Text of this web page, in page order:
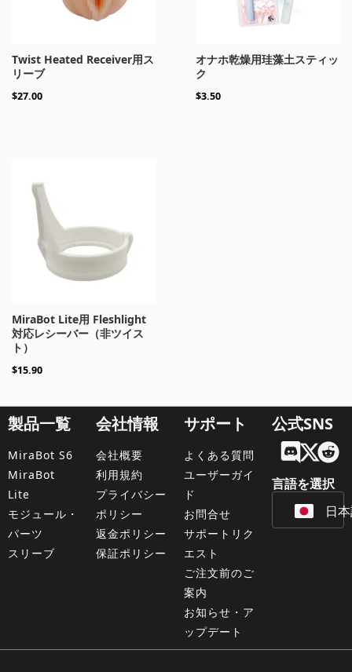
Twist Heated Receiver用ス
リーブ
$27.00
オナホ乾燥用珪藻土スティッ
ク
$3.50
MiraBot Lite用 Fleshlight
対応レシーバー（非ツイス
ト）
$15.90
製品一覧
MiraBot S6
MiraBot
Lite
モジュール・
パーツ
スリーブ
会社情報
会社概要
利用規約
プライバシー
ポリシー
返金ポリシー
保証ポリシー
サポート
よくある質問
ユーザーガイ
ド
お問合せ
サポートリク
エスト
ご注文前のご
案内
お知らせ・ア
ップデート
公式SNS
言語を選択
日